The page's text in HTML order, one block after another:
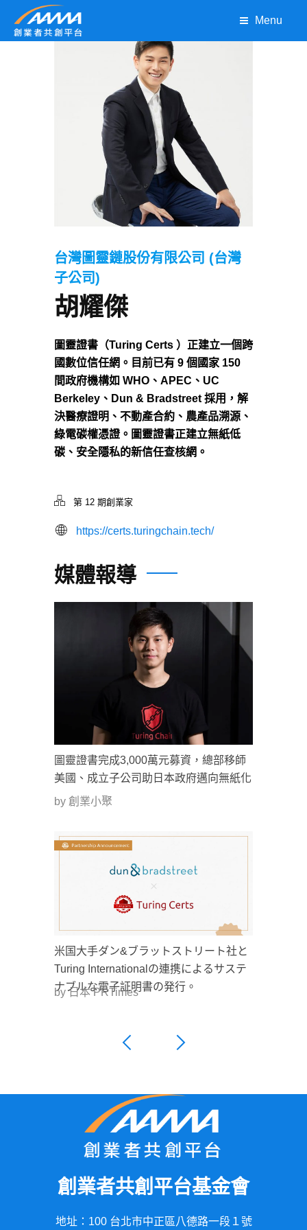
Menu
台灣圖靈鏈股份有限公司 (台灣
子公司)
胡耀傑
圖靈證書（Turing Certs ）正建立一個跨
國數位信任網。目前已有 9 個國家 150
間政府機構如 WHO、APEC、UC
Berkeley、Dun & Bradstreet 採用，解
決醫療證明、不動產合約、農產品溯源、
綠電碳權憑證。圖靈證書正建立無紙低
碳、安全隱私的新信任查核網。
第 12 期創業家
https://certs.turingchain.tech/
媒體報導
圖靈證書完成3,000萬元募資，總部移師
美國、成立子公司助日本政府邁向無紙化
by 創業小聚
米国大手ダン&ブラットストリート社と
Turing Internationalの連携によるサステ
ナブルな電子証明書の発行。
by 日本 PRTimes
創業者共創平台基金會
地址：100 台北市中正區八德路一段１號